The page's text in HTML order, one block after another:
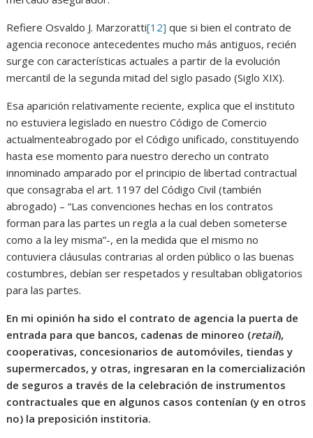
Refiere Osvaldo J. Marzoratti[12] que si bien el contrato de
agencia reconoce antecedentes mucho más antiguos, recién
surge con características actuales a partir de la evolución
mercantil de la segunda mitad del siglo pasado (Siglo XIX).
Esa aparición relativamente reciente, explica que el instituto
no estuviera legislado en nuestro Código de Comercio
actualmenteabrogado por el Código unificado, constituyendo
hasta ese momento para nuestro derecho un contrato
innominado amparado por el principio de libertad contractual
que consagraba el art. 1197 del Código Civil (también
abrogado) – “Las convenciones hechas en los contratos
forman para las partes un regla a la cual deben someterse
como a la ley misma”-, en la medida que el mismo no
contuviera cláusulas contrarias al orden público o las buenas
costumbres, debían ser respetados y resultaban obligatorios
para las partes.
En mi opinión ha sido el contrato de agencia la puerta de
entrada para que bancos, cadenas de minoreo (retail),
cooperativas, concesionarios de automóviles, tiendas y
supermercados, y otras, ingresaran en la comercialización
de seguros a través de la celebración de instrumentos
contractuales que en algunos casos contenían (y en otros
no) la preposición institoria.